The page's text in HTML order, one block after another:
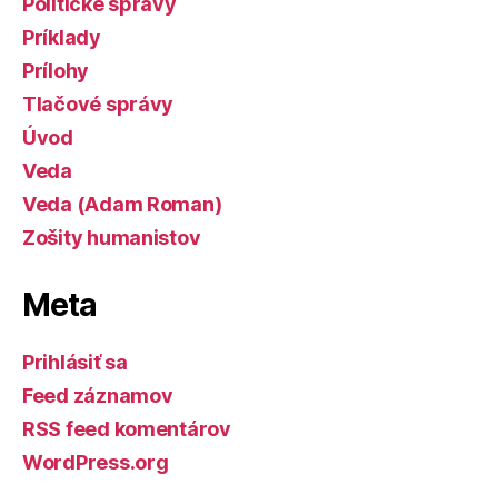
Príklady
Prílohy
Tlačové správy
Úvod
Veda
Veda (Adam Roman)
Zošity humanistov
Meta
Prihlásiť sa
Feed záznamov
RSS feed komentárov
WordPress.org